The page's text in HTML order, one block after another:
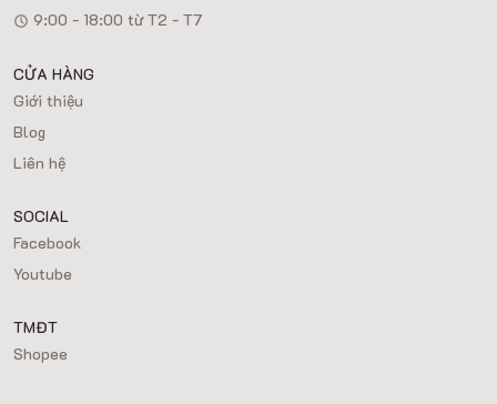
9:00 - 18:00 từ T2 - T7
CỬA HÀNG
Giới thiệu
Blog
Liên hệ
SOCIAL
Facebook
Youtube
TMĐT
Shopee